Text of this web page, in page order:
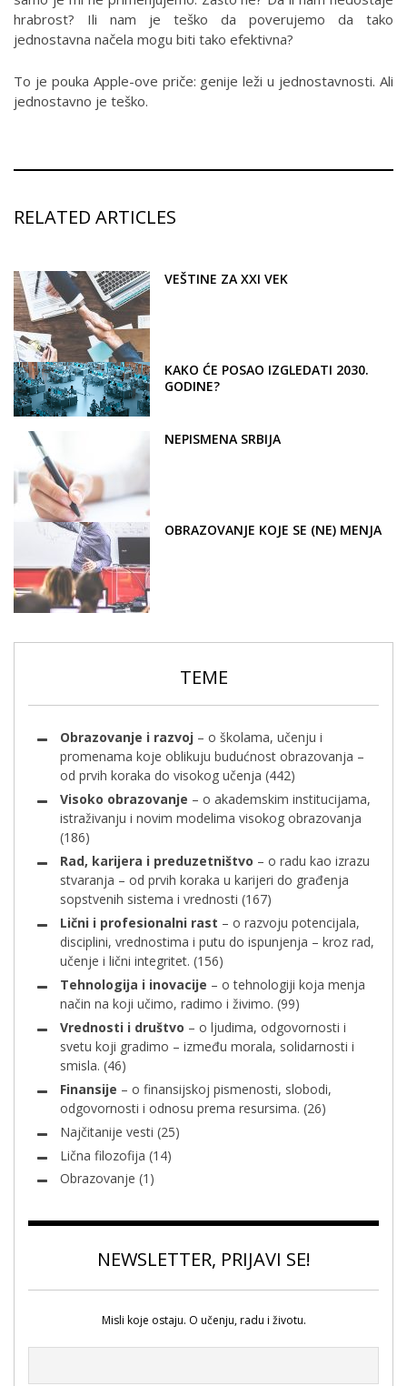
hrabrost? Ili nam je teško da poverujemo da tako
jednostavna načela mogu biti tako efektivna?
To je pouka Apple-ove priče: genije leži u jednostavnosti. Ali
jednostavno je teško.
RELATED ARTICLES
VEŠTINE ZA XXI VEK
KAKO ĆE POSAO IZGLEDATI 2030.
GODINE?
NEPISMENA SRBIJA
OBRAZOVANJE KOJE SE (NE) MENJA
TEME
Obrazovanje i razvoj – o školama, učenju i
promenama koje oblikuju budućnost obrazovanja –
od prvih koraka do visokog učenja (442)
Visoko obrazovanje – o akademskim institucijama,
istraživanju i novim modelima visokog obrazovanja
(186)
Rad, karijera i preduzetništvo – o radu kao izrazu
stvaranja – od prvih koraka u karijeri do građenja
sopstvenih sistema i vrednosti (167)
Lični i profesionalni rast – o razvoju potencijala,
disciplini, vrednostima i putu do ispunjenja – kroz rad,
učenje i lični integritet. (156)
Tehnologija i inovacije – o tehnologiji koja menja
način na koji učimo, radimo i živimo. (99)
Vrednosti i društvo – o ljudima, odgovornosti i
svetu koji gradimo – između morala, solidarnosti i
smisla. (46)
Finansije – o finansijskoj pismenosti, slobodi,
odgovornosti i odnosu prema resursima. (26)
Najčitanije vesti (25)
Lična filozofija (14)
Obrazovanje (1)
NEWSLETTER, PRIJAVI SE!
Misli koje ostaju. O učenju, radu i životu.